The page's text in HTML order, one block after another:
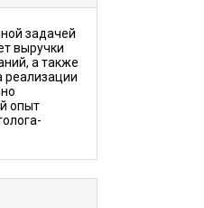
задачей
выручки
а также
реализации
опыт